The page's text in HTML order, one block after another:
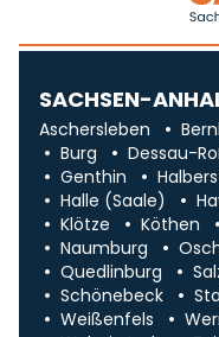
SACHSEN-
Aschersleben
Burg
Dessau-
Genthin
Halle (Saale)
Klötze
Köthen
Naumburg
Quedlinburg
Schönebeck
Weißenfels